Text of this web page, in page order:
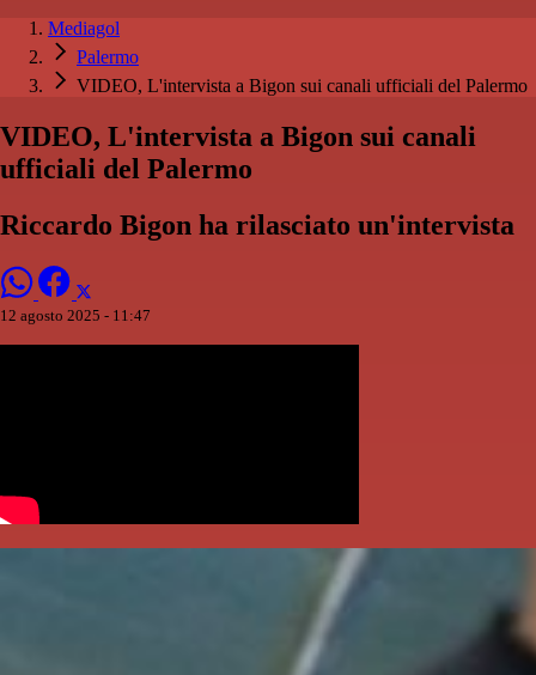
Mediagol
Palermo
VIDEO, L'intervista a Bigon sui canali ufficiali del Palermo
VIDEO, L'intervista a Bigon sui canali
ufficiali del Palermo
Riccardo Bigon ha rilasciato un'intervista
12 agosto 2025 - 11:47